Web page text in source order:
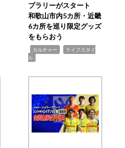
プラリーがスタート
和歌山市内5カ所・近畿
6カ所を巡り限定グッズ
をもらおう
カルチャー
ライフスタイ
ル